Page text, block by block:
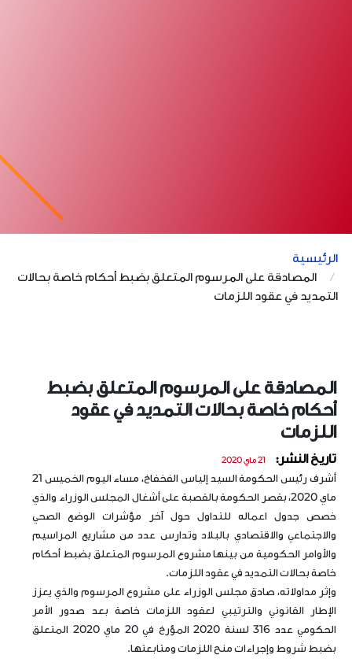
الرئيسية
المصادقة على المرسوم المتعلق بضبط أحكام خاصة بحالات
التمديد في عقود اللزمات
المصادقة على المرسوم المتعلق بضبط
أحكام خاصة بحالات التمديد في عقود
اللزمات
تاريخ النشر: 21 ماي 2020
أشرف رئيس الحكومة السيد إلياس الفخفاخ، مساء اليوم الخميس 21
ماي 2020، بقصر الحكومة بالقصبة على أشغال المجلس الوزراء والذي
خصص جدول اعماله للتداول حول آخر مؤشرات الوضع الصحي
والاجتماعي والاقتصادي بالبلاد وتدارس عدد من مشاريع المراسيم
والأوامر الحكومية من بينها مشروع المرسوم المتعلق بضبط أحكام
خاصة بحالات التمديد في عقود اللزمات.
وإثر مداولاته، صادق مجلس الوزراء على مشروع المرسوم والذي يعزز
الإطار القانوني والترتيبي لعقود اللزمات خاصة بعد صدور الأمر
الحكومي عدد 316 لسنة 2020 المؤرخ في 20 ماي 2020 المتعلق
بضبط شروط وإجراءات منح اللزمات ومتابعتها.